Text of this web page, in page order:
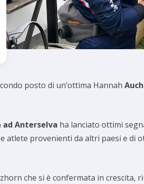
posto di un’ottima Hannah
Anterselva ha lanciato ottimi
atlete provenienti da altri paesi e di
che si è confermata in crescita,